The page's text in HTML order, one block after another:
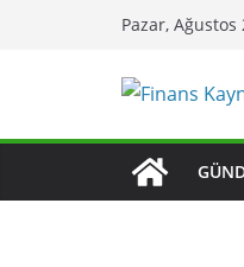
Pazar, Ağustos